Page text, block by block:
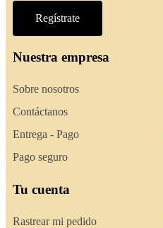
Regístrate
Nuestra empresa
Sobre nosotros
Contáctanos
Entrega - Pago
Pago seguro
Tu cuenta
Rastrear mi pedido